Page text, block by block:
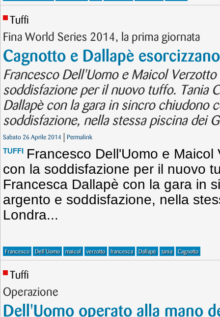
Tuffi
Fina World Series 2014, la prima giornata
Cagnotto e Dallapè
Francesco Dell'Uomo e Maicol
soddisfazione per il nuovo tuffo. Tania
Dallapè con la gara in sincro chiudono
soddisfazione, nella stessa piscina dei
Sabato 26 Aprile 2014 Permalink
TUFFI Francesco Dell'Uomo e
con la soddisfazione per il nuovo
Francesca Dallapè con la gara in
argento e soddisfazione, nella
Londra...
Francesco Dell'Uomo maicol verzotto francesca Dallapè tania Cagnotto
Tuffi
Operazione
Dell'Uomo operato alla mano